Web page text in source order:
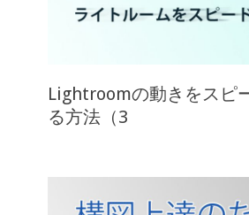
Lightroomの動きをスピ
る方法（3